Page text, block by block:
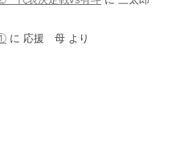
に 応援 母 より